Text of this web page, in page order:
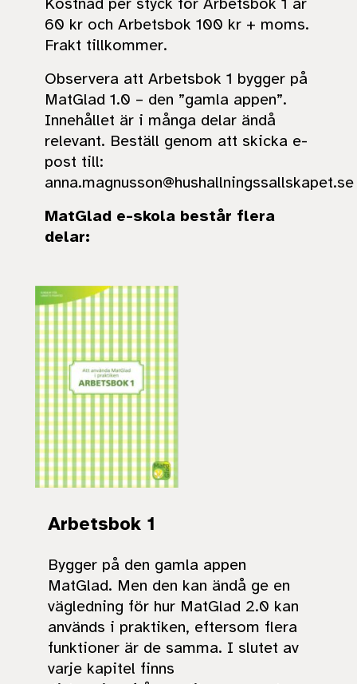
60 kr och Arbetsbok 100 kr + moms.
Frakt tillkommer.
Observera att Arbetsbok 1 bygger på
MatGlad 1.0 – den ”gamla appen”.
Innehållet är i många delar ändå
relevant. Beställ genom att skicka e-
post till:
anna.magnusson@hushallningssallskapet.se
MatGlad e-skola består flera
delar:
Arbetsbok 1
Bygger på den gamla appen
MatGlad. Men den kan ändå ge en
vägledning för hur MatGlad 2.0 kan
används i praktiken, eftersom flera
funktioner är de samma. I slutet av
varje kapitel finns